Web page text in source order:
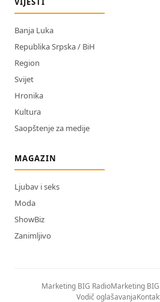
Banja Luka
Republika Srpska / BiH
Region
Svijet
Hronika
Kultura
Saopštenje za medije
MAGAZIN
Ljubav i seks
Moda
ShowBiz
Zanimljivo
Marketing BIG RadioMarketing
Vodič oglašavanja